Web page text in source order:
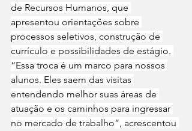
de Recursos Humanos, que
apresentou orientações sobre
processos seletivos, construção de
currículo e possibilidades de estágio.
“Essa troca é um marco para nossos
alunos. Eles saem das visitas
entendendo melhor suas áreas de
atuação e os caminhos para ingressar
no mercado de trabalho”, acrescentou